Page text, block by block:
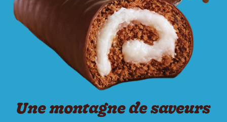
Une montagne de saveurs